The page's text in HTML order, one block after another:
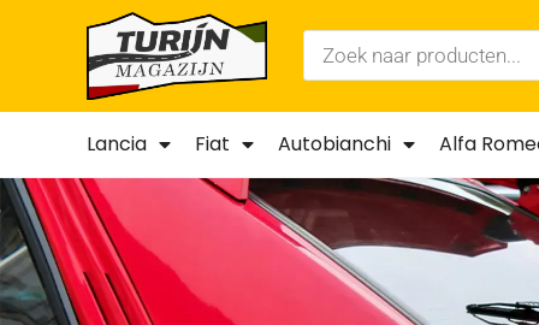
Lancia Fiat Autobianchi Alfa